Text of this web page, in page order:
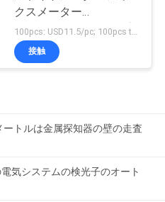
クスメーター
0~200000lux LED用の安
価なライト照明量ルック
スメーター
接触
トルは金属探知器の壁の走査
気システムの検光子のオート